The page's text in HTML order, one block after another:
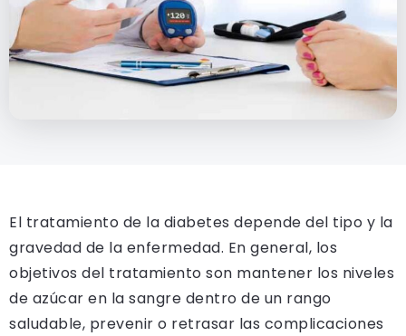
El tratamiento de la diabetes depende del tipo y la
gravedad de la enfermedad. En general, los
objetivos del tratamiento son mantener los niveles
de azúcar en la sangre dentro de un rango
saludable, prevenir o retrasar las complicaciones